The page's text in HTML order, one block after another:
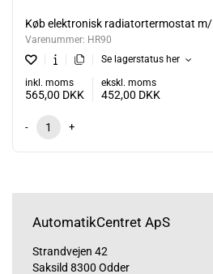
Køb elektronisk radiatortermostat
Varenummer: HR90
Se lagerstatus her
inkl. moms
565,00 DKK
ekskl. moms
452,00 DKK
- +
AutomatikCentret ApS
Strandvejen 42
Saksild 8300 Odder